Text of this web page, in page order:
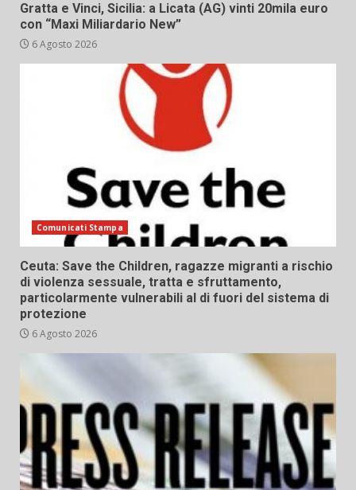
Gratta e Vinci, Sicilia: a Licata (AG) vinti 20mila euro
con “Maxi Miliardario New”
6 Agosto 2026
Comunicati Stampa
Ceuta: Save the Children, ragazze migranti a rischio
di violenza sessuale, tratta e sfruttamento,
particolarmente vulnerabili al di fuori del sistema di
protezione
6 Agosto 2026